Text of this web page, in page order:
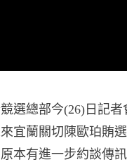
選總部今(26)日記
宜蘭關切陳歐珀賄
本有進一步約談傳